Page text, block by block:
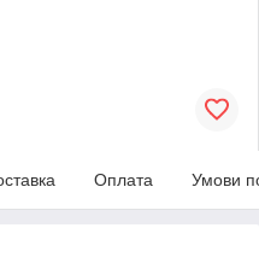
Оплата Умови